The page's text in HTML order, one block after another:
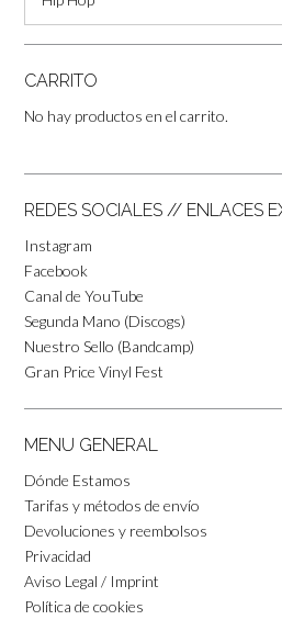
CARRITO
No hay productos en el carrito.
REDES SOCIALES // ENLACES
Instagram
Facebook
Canal de YouTube
Segunda Mano (Discogs)
Nuestro Sello (Bandcamp)
Gran Price Vinyl Fest
MENU GENERAL
Dónde Estamos
Tarifas y métodos de envío
Devoluciones y reembolsos
Privacidad
Aviso Legal / Imprint
Política de cookies